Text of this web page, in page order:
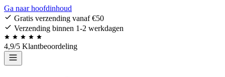
Ga naar hoofdinhoud
Gratis verzending vanaf €50
Verzending binnen 1-2 werkdagen
4,9/5 Klantbeoordeling